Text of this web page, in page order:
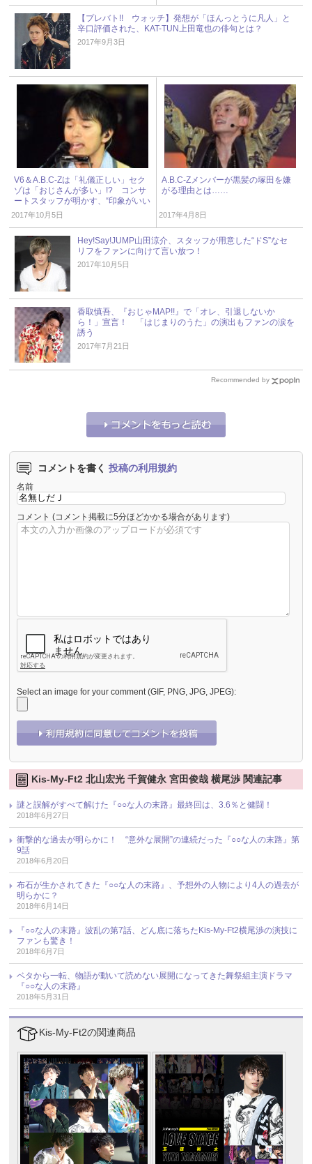
【プレバト!! ウォッチ】発想が「ほんっとうに凡人」と
辛口評価された、KAT-TUN上田竜也の俳句とは？
2017年9月3日
V6＆A.B.C-Zは「礼儀正しい」セク
ゾは「おじさんが多い」!? コンサ
ートスタッフが明かす、“印象がいい
ジャニオタ”
2017年10月5日
A.B.C-Zメンバーが黒髪の塚田を嫌
がる理由とは……
2017年4月8日
Hey!Say!JUMP山田涼介、スタッフが用意した“ドS”なセ
リフをファンに向けて言い放つ！
2017年10月5日
香取慎吾、『おじゃMAP!!』で「オレ、引退しないか
ら！」宣言！ 「はじまりのうた」の演出もファンの涙を
誘う
2017年7月21日
Recommended by
コメントを書く 投稿の利用規約
名前
コメント (コメント掲載に5分ほどかかる場合があります)
Select an image for your comment (GIF, PNG, JPG, JPEG):
Kis-My-Ft2 北山宏光 千賀健永 宮田俊哉 横尾渉 関連記事
謎と誤解がすべて解けた『○○な人の末路』最終回は、3.6％と健闘！
2018年6月27日
衝撃的な過去が明らかに！ “意外な展開”の連続だった『○○な人の末路』第
9話
2018年6月20日
布石が生かされてきた『○○な人の末路』、予想外の人物により4人の過去が
明らかに？
2018年6月14日
『○○な人の末路』波乱の第7話、どん底に落ちたKis-My-Ft2横尾渉の演技に
ファンも驚き！
2018年6月7日
ベタから一転、物語が動いて読めない展開になってきた舞祭組主演ドラマ
『○○な人の末路』
2018年5月31日
Kis-My-Ft2の関連商品